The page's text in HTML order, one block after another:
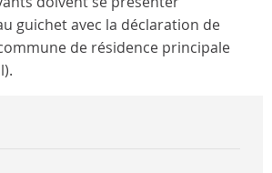
guichet avec la déclaration de
de résidence principale